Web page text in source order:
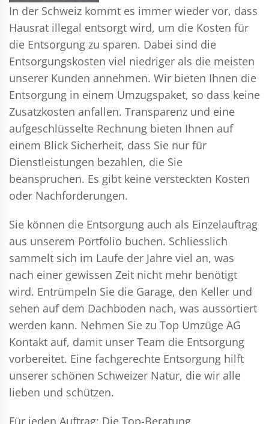
In der Schweiz kommt es immer wieder vor, dass
Hausrat illegal entsorgt wird, um die Kosten für
die Entsorgung zu sparen. Dabei sind die
Entsorgungskosten viel niedriger als die meisten
unserer Kunden annehmen. Wir bieten Ihnen die
Entsorgung in einem Umzugspaket, so dass keine
Zusatzkosten anfallen. Transparenz und eine
aufgeschlüsselte Rechnung bieten Ihnen auf
einem Blick Sicherheit, dass Sie nur für
Dienstleistungen bezahlen, die Sie
beanspruchen. Es gibt keine versteckten Kosten
oder Nachforderungen.
Sie können die Entsorgung auch als Einzelauftrag
aus unserem Portfolio buchen. Schliesslich
sammelt sich im Laufe der Jahre viel an, was
nach einer gewissen Zeit nicht mehr benötigt
wird. Entrümpeln Sie die Garage, den Keller und
sehen auf dem Dachboden nach, was aussortiert
werden kann. Nehmen Sie zu Top Umzüge AG
Kontakt auf, damit unser Team die Entsorgung
vorbereitet. Eine fachgerechte Entsorgung hilft
unserer schönen Schweizer Natur, die wir alle
lieben und schützen.
Für jeden Auftrag: Die Top-Beratung